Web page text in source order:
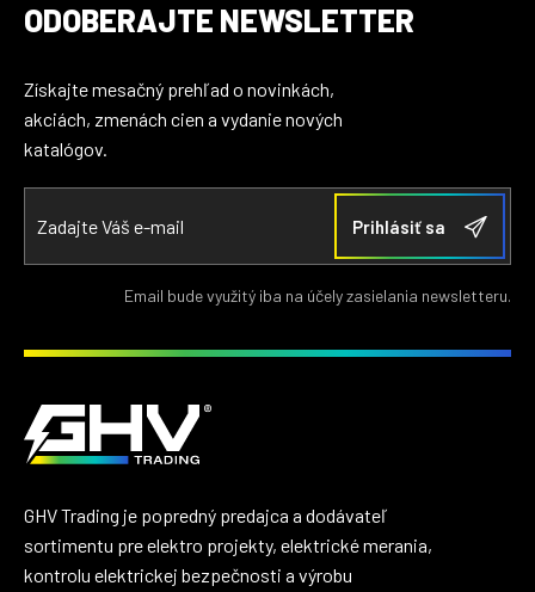
ODOBERAJTE NEWSLETTER
Získajte mesačný prehľad o novinkách,
akciách, zmenách cien a vydanie nových
katalógov.
Email bude využitý iba na účely zasielania newsletteru.
GHV Trading je popredný predajca a dodávateľ
sortimentu pre elektro projekty, elektrické merania,
kontrolu elektrickej bezpečnosti a výrobu